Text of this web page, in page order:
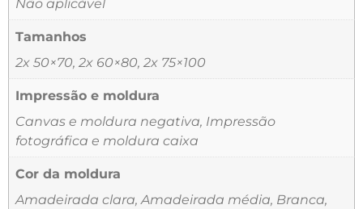
Tamanhos
2x 50×70, 2x 60×80, 2x 75×100
Impressão e moldura
Canvas e moldura negativa, Impressão
fotográfica e moldura caixa
Cor da moldura
Amadeirada clara, Amadeirada média, Branca,